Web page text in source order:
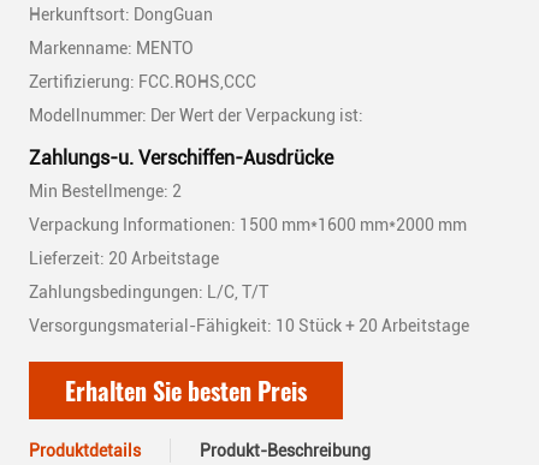
Herkunftsort: DongGuan
Markenname: MENTO
Zertifizierung: FCC.ROHS,CCC
Modellnummer: Der Wert der Verpackung ist:
Zahlungs-u. Verschiffen-Ausdrücke
Min Bestellmenge: 2
Verpackung Informationen: 1500 mm*1600 mm*2000 mm
Lieferzeit: 20 Arbeitstage
Zahlungsbedingungen: L/C, T/T
Versorgungsmaterial-Fähigkeit: 10 Stück + 20 Arbeitstage
Erhalten Sie besten Preis
Produktdetails Produkt-Beschreibung